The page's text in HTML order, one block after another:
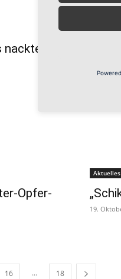
nackte
11.
Opfer-
Aktuelles
19.
16 ... 18